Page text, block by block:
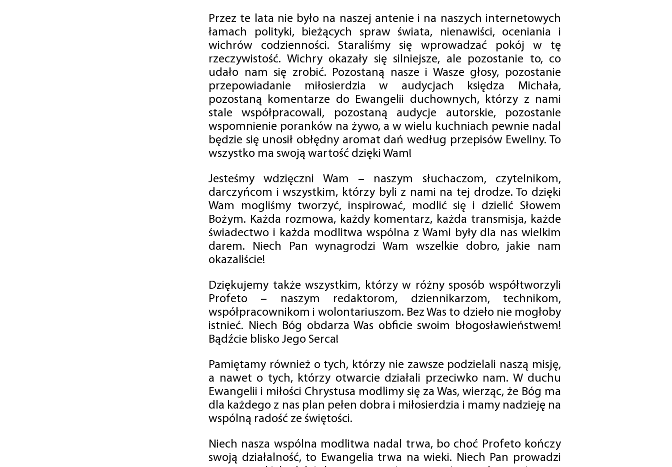
Przez te lata nie było na naszej antenie i na naszych internetowych
łamach polityki, bieżących spraw świata, nienawiści, oceniania i
wichrów codzienności. Staraliśmy się wprowadzać pokój w tę
rzeczywistość. Wichry okazały się silniejsze, ale pozostanie to, co
udało nam się zrobić. Pozostaną nasze i Wasze głosy, pozostanie
przepowiadanie miłosierdzia w audycjach księdza Michała,
pozostaną komentarze do Ewangelii duchownych, którzy z nami
stale współpracowali, pozostaną audycje autorskie, pozostanie
wspomnienie poranków na żywo, a w wielu kuchniach pewnie nadal
będzie się unosił obłędny aromat dań według przepisów Eweliny. To
wszystko ma swoją wartość dzięki Wam!
Jesteśmy wdzięczni Wam – naszym słuchaczom, czytelnikom,
darczyńcom i wszystkim, którzy byli z nami na tej drodze. To dzięki
Wam mogliśmy tworzyć, inspirować, modlić się i dzielić Słowem
Bożym. Każda rozmowa, każdy komentarz, każda transmisja, każde
świadectwo i każda modlitwa wspólna z Wami były dla nas wielkim
darem. Niech Pan wynagrodzi Wam wszelkie dobro, jakie nam
okazaliście!
Dziękujemy także wszystkim, którzy w różny sposób współtworzyli
Profeto – naszym redaktorom, dziennikarzom, technikom,
współpracownikom i wolontariuszom. Bez Was to dzieło nie mogłoby
istnieć. Niech Bóg obdarza Was obficie swoim błogosławieństwem!
Bądźcie blisko Jego Serca!
Pamiętamy również o tych, którzy nie zawsze podzielali naszą misję,
a nawet o tych, którzy otwarcie działali przeciwko nam. W duchu
Ewangelii i miłości Chrystusa modlimy się za Was, wierząc, że Bóg ma
dla każdego z nas plan pełen dobra i miłosierdzia i mamy nadzieję na
wspólną radość ze świętości.
Niech nasza wspólna modlitwa nadal trwa, bo choć Profeto kończy
swoją działalność, to Ewangelia trwa na wieki. Niech Pan prowadzi